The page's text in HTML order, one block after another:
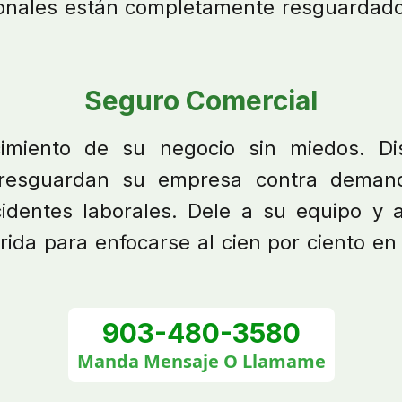
están completamente
Seguro Comercial
de su negocio sin miedos.
su empresa contra
laborales. Dele a su equipo y
para enfocarse al cien por ciento
903-480-3580
Manda Mensaje O Llamame